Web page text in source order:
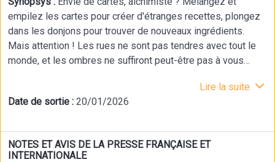
empilez les cartes pour créer d'étranges recettes, plongez
dans les donjons pour trouver de nouveaux ingrédients.
Mais attention ! Les rues ne sont pas tendres avec tout le
monde, et les ombres ne suffiront peut-être pas à vous
Lire la suite
Date de sortie : 20/01/2026
NOTES ET AVIS DE LA PRESSE FRANÇAISE ET
INTERNATIONALE